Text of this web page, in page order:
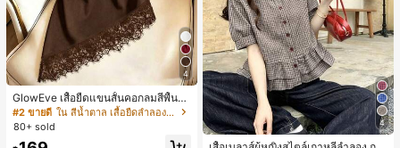
4
GlowEve เสื้อยืดแขนสั้นคอกลมสีพื้นลำ
ลองอเนกประสงค์สำหรับผู้หญิง
#2 ขายดี
ใน สีน้ำตาล เสื้อยืดลำลองพื้นฐาน
80+ sold
4